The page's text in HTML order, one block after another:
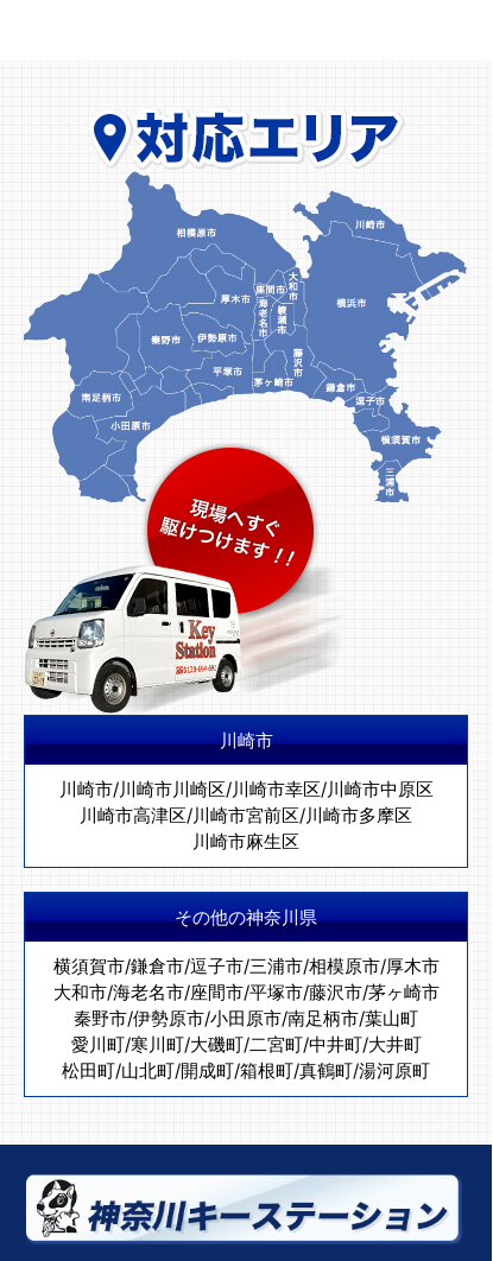
川崎市
川崎市/川崎市川崎区/川崎市幸区/川崎市中原区
川崎市高津区/川崎市宮前区/川崎市多摩区
川崎市麻生区
その他の神奈川県
横須賀市/鎌倉市/逗子市/三浦市/相模原市/厚木市
大和市/海老名市/座間市/平塚市/藤沢市/茅ヶ崎市
秦野市/伊勢原市/小田原市/南足柄市/葉山町
愛川町/寒川町/大磯町/二宮町/中井町/大井町
松田町/山北町/開成町/箱根町/真鶴町/湯河原町